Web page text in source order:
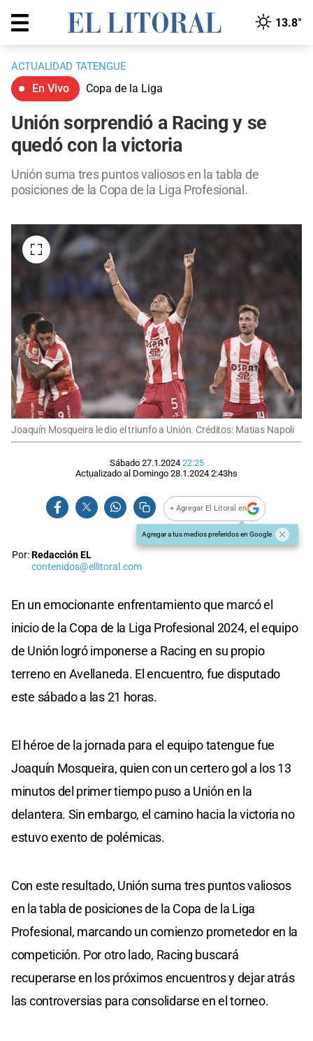
13.8°
ACTUALIDAD TATENGUE
En Vivo Copa de la Liga
Unión sorprendió a Racing y se
quedó con la victoria
Unión suma tres puntos valiosos en la tabla de
posiciones de la Copa de la Liga Profesional.
Joaquín Mosqueira le dio el triunfo a Unión. Créditos: Matias Napoli
Sábado 27.1.2024 22:25
Actualizado al Domingo 28.1.2024 2:43hs
+ Agregar El Litoral en
Agregar a tus medios preferidos en Google
Por:Redacción EL
contenidos@ellitoral.com
En un emocionante enfrentamiento que marcó el
inicio de la Copa de la Liga Profesional 2024, el equipo
de Unión logró imponerse a Racing en su propio
terreno en Avellaneda. El encuentro, fue disputado
este sábado a las 21 horas.
El héroe de la jornada para el equipo tatengue fue
Joaquín Mosqueira, quien con un certero gol a los 13
minutos del primer tiempo puso a Unión en la
delantera. Sin embargo, el camino hacia la victoria no
estuvo exento de polémicas.
Con este resultado, Unión suma tres puntos valiosos
en la tabla de posiciones de la Copa de la Liga
Profesional, marcando un comienzo prometedor en la
competición. Por otro lado, Racing buscará
recuperarse en los próximos encuentros y dejar atrás
las controversias para consolidarse en el torneo.